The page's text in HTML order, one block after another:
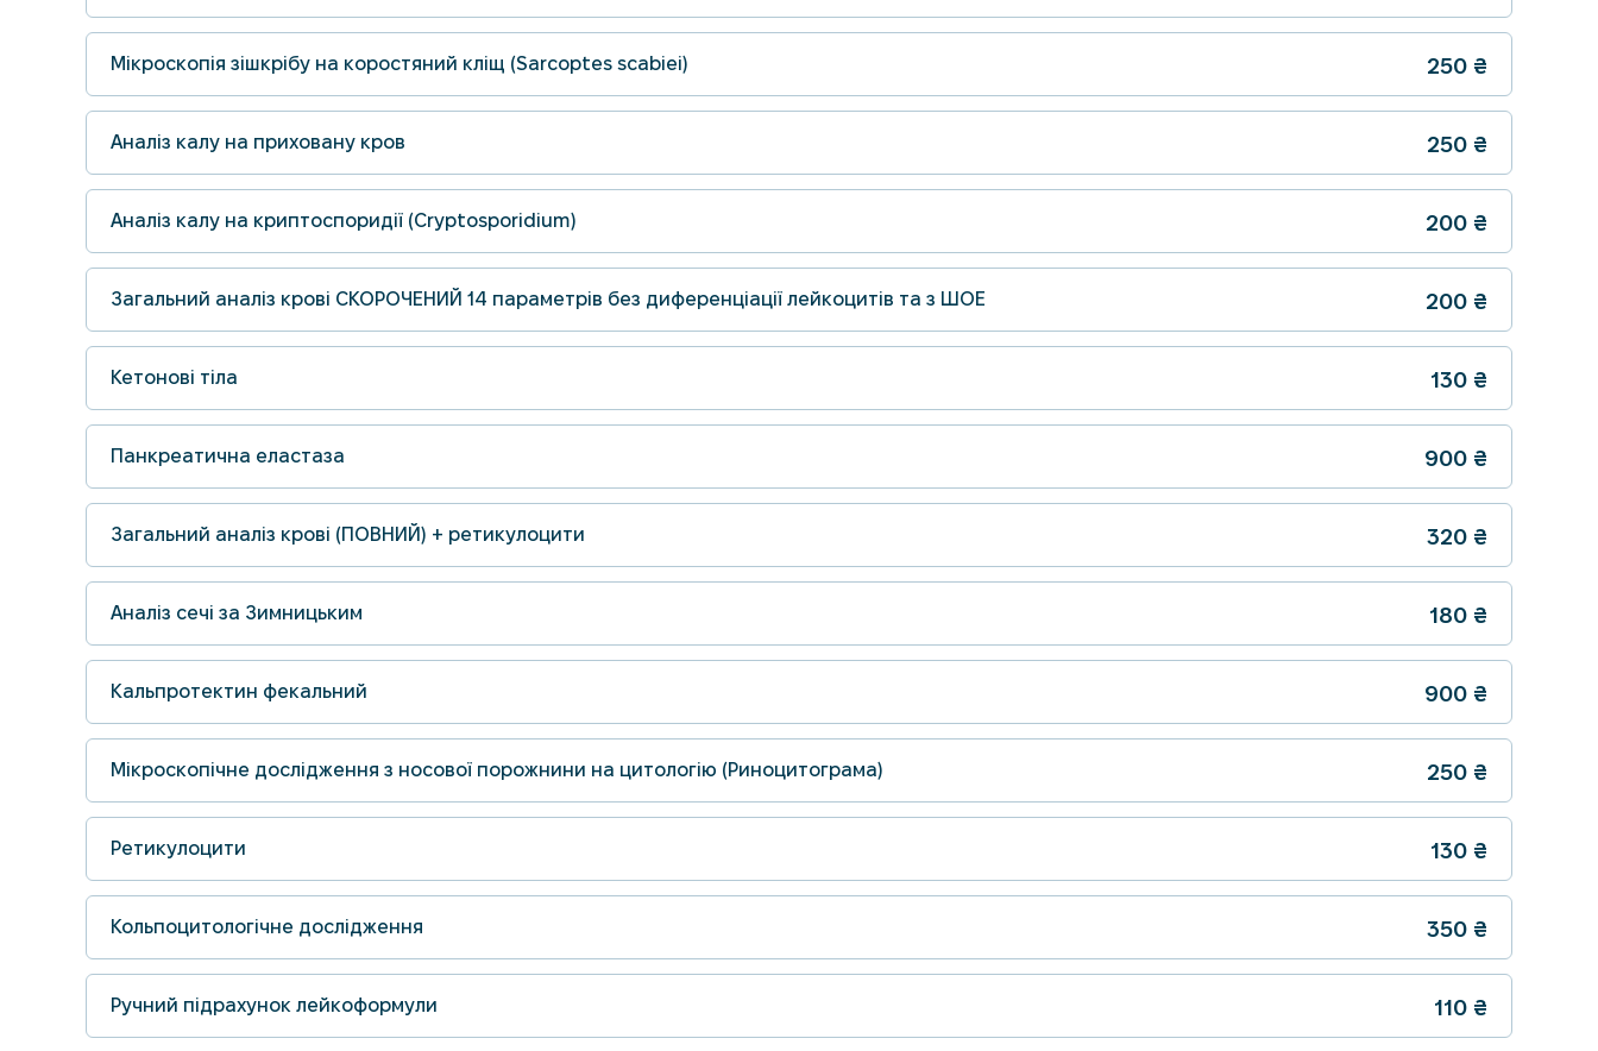
Мікроскопія зішкрібу на коростяний кліщ (Sarcoptes scabiei) 250 ₴
Аналіз калу на приховану кров 250 ₴
Аналіз калу на криптоспоридії (Cryptosporidium) 200 ₴
Загальний аналіз крові СКОРОЧЕНИЙ 14 параметрів без диференціації лейкоцитів та з ШОЕ 200 ₴
Кетонові тіла 130 ₴
Панкреатична еластаза 900 ₴
Загальний аналіз крові (ПОВНИЙ) + ретикулоцити 320 ₴
Аналіз сечі за Зимницьким 180 ₴
Кальпротектин фекальний 900 ₴
Мікроскопічне дослідження з носової порожнини на цитологію (Риноцитограма) 250 ₴
Ретикулоцити 130 ₴
Кольпоцитологічне дослідження 350 ₴
Ручний підрахунок лейкоформули 110 ₴